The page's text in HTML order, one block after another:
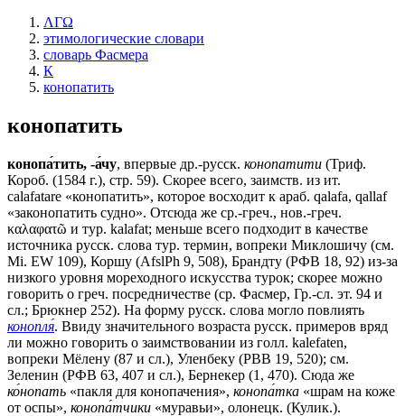
ΛΓΩ
этимологические словари
словарь Фасмера
К
конопатить
конопатить
конопа́тить, -а́чу, впервые др.-русск. конопатити (Триф.
Короб. (1584 г.), стр. 59). Скорее всего, заимств. из ит.
саlаfаtаrе «конопатить», которое восходит к араб. qаlаfа, qallaf
«законопатить судно». Отсюда же ср.-греч., нов.-греч.
καλαφατῶ и тур. kalafat; меньше всего подходит в качестве
источника русск. слова тур. термин, вопреки Миклошичу (см.
Мi. ЕW 109), Коршу (AfslPh 9, 508), Брандту (РФВ 18, 92) из-за
низкого уровня мореходного искусства турок; скорее можно
говорить о греч. посредничестве (ср. Фасмер, Гр.-сл. эт. 94 и
сл.; Брюкнер 252). На форму русск. слова могло повлиять
конопля́. Ввиду значительного возраста русск. примеров вряд
ли можно говорить о заимствовании из голл. kalefaten,
вопреки Мёлену (87 и сл.), Уленбеку (РВВ 19, 520); см.
Зеленин (РФВ 63, 407 и сл.), Бернекер (1, 470). Сюда же
ко́нопать «пакля для конопачения», конопа́тка «шрам на коже
от оспы», конопа́тчики «муравьи», олонецк. (Кулик.).